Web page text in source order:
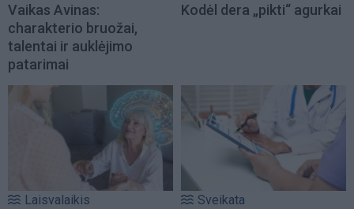
Vaikas Avinas:
charakterio bruožai,
talentai ir auklėjimo
patarimai
Kodėl dera „pikti“ agurkai
Laisvalaikis Sveikata